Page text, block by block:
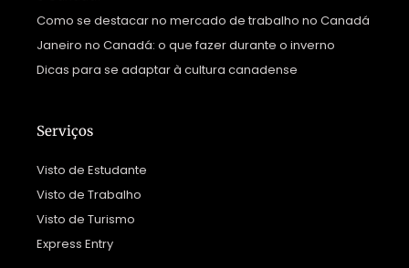
Como se destacar no mercado de trabalho no Canadá
Janeiro no Canadá: o que fazer durante o inverno
Dicas para se adaptar à cultura canadense
Serviços
Visto de Estudante
Visto de Trabalho
Visto de Turismo
Express Entry